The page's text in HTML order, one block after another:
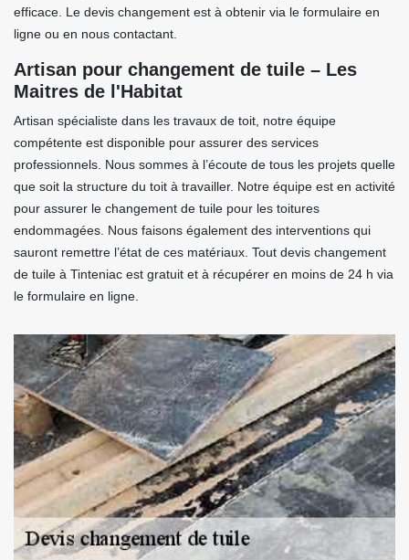
efficace. Le devis changement est à obtenir via le formulaire en
ligne ou en nous contactant.
Artisan pour changement de tuile – Les
Maitres de l'Habitat
Artisan spécialiste dans les travaux de toit, notre équipe
compétente est disponible pour assurer des services
professionnels. Nous sommes à l’écoute de tous les projets quelle
que soit la structure du toit à travailler. Notre équipe est en activité
pour assurer le changement de tuile pour les toitures
endommagées. Nous faisons également des interventions qui
sauront remettre l’état de ces matériaux. Tout devis changement
de tuile à Tinteniac est gratuit et à récupérer en moins de 24 h via
le formulaire en ligne.